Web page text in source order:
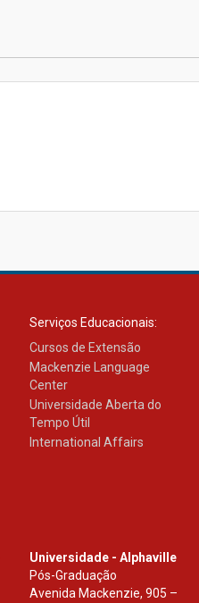
Serviços Educacionais:
Cursos de Extensão
Mackenzie Language
Center
Universidade Aberta do
Tempo Útil
International Affairs
Universidade - Alphaville
Pós-Graduação
Avenida Mackenzie, 905 –